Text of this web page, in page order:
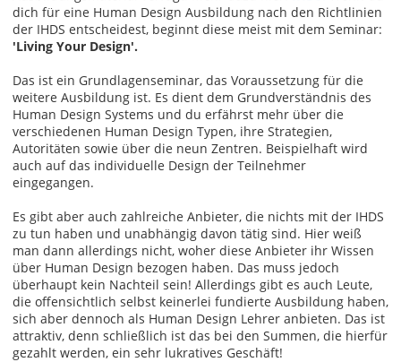
dich für eine Human Design Ausbildung nach den Richtlinien
der IHDS entscheidest, beginnt diese meist mit dem Seminar:
'Living Your Design'.
Das ist ein Grundlagenseminar, das Voraussetzung für die
weitere Ausbildung ist. Es dient dem Grundverständnis des
Human Design Systems und du erfährst mehr über die
verschiedenen Human Design Typen, ihre Strategien,
Autoritäten sowie über die neun Zentren. Beispielhaft wird
auch auf das individuelle Design der Teilnehmer
eingegangen.
Es gibt aber auch zahlreiche Anbieter, die nichts mit der IHDS
zu tun haben und unabhängig davon tätig sind. Hier weiß
man dann allerdings nicht, woher diese Anbieter ihr Wissen
über Human Design bezogen haben. Das muss jedoch
überhaupt kein Nachteil sein! Allerdings gibt es auch Leute,
die offensichtlich selbst keinerlei fundierte Ausbildung haben,
sich aber dennoch als Human Design Lehrer anbieten. Das ist
attraktiv, denn schließlich ist das bei den Summen, die hierfür
gezahlt werden, ein sehr lukratives Geschäft!